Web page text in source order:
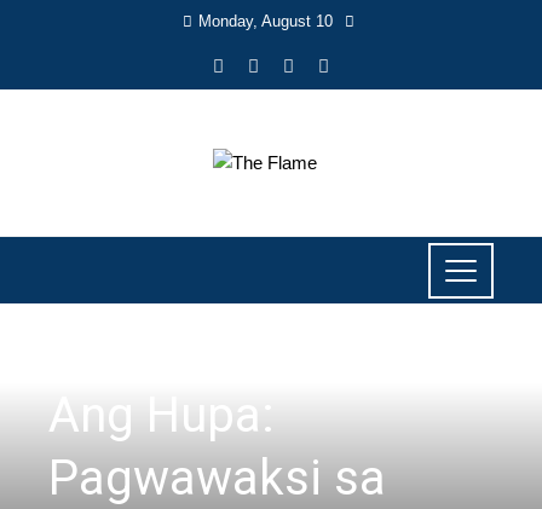
Monday, August 10
Ang Hupa:
Pagwawaksi sa